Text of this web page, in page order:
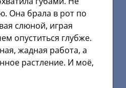
Она брала в рот по
слюной, играя
опуститься глубже.
жадная работа, а
растление. И моё,